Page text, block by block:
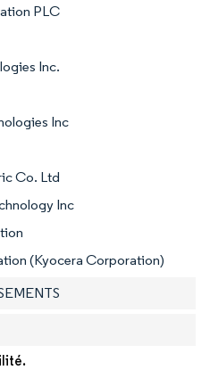
PLC
Inc.
Inc
Co. Ltd
Inc
(Kyocera Corporation)